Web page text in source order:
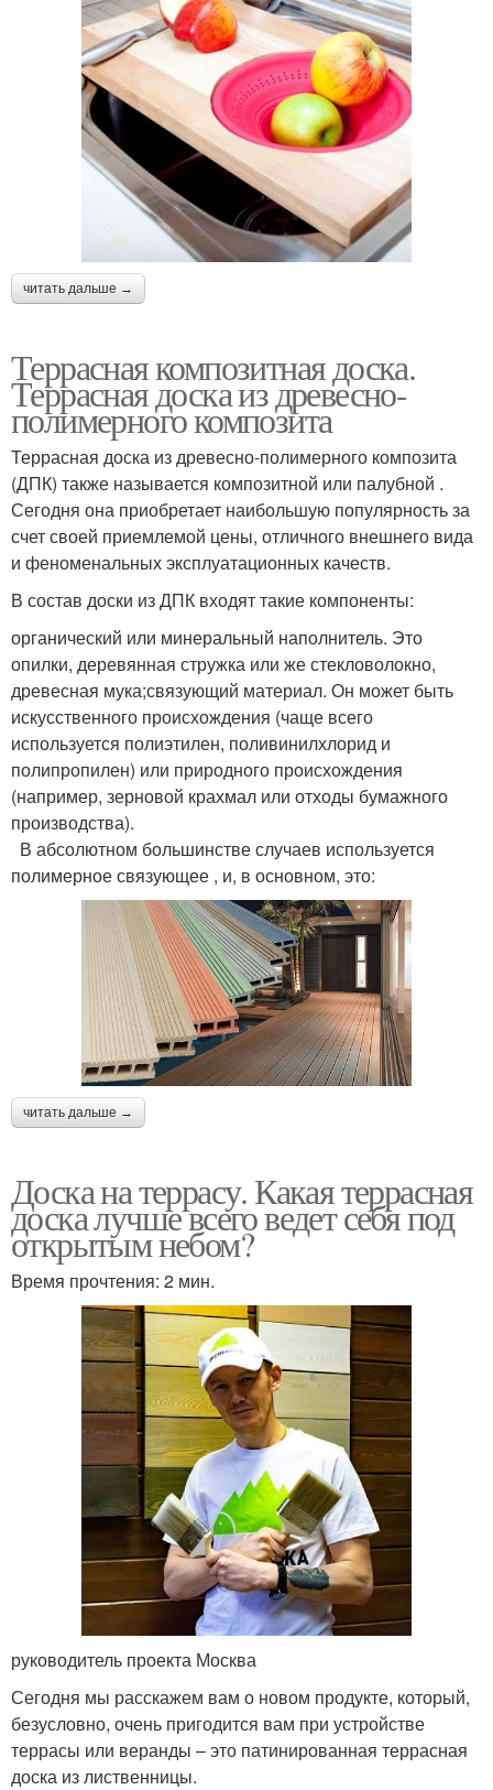
читать дальше →
Террасная композитная доска.
Террасная доска из древесно-
полимерного композита
Террасная доска из древесно-полимерного композита
(ДПК) также называется композитной или палубной .
Сегодня она приобретает наибольшую популярность за
счет своей приемлемой цены, отличного внешнего вида
и феноменальных эксплуатационных качеств.
В состав доски из ДПК входят такие компоненты:
органический или минеральный наполнитель. Это
опилки, деревянная стружка или же стекловолокно,
древесная мука;связующий материал. Он может быть
искусственного происхождения (чаще всего
используется полиэтилен, поливинилхлорид и
полипропилен) или природного происхождения
(например, зерновой крахмал или отходы бумажного
производства).
В абсолютном большинстве случаев используется
полимерное связующее , и, в основном, это:
читать дальше →
Доска на террасу. Какая террасная
доска лучше всего ведет себя под
открытым небом?
Время прочтения: 2 мин.
руководитель проекта Москва
Сегодня мы расскажем вам о новом продукте, который,
безусловно, очень пригодится вам при устройстве
террасы или веранды – это патинированная террасная
доска из лиственницы.